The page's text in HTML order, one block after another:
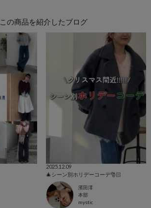
この商品を紹介したブログ
2025.12.09
🎄シーン別ホリデーコーデ🎅🏻
濱田澪
本部
mystic